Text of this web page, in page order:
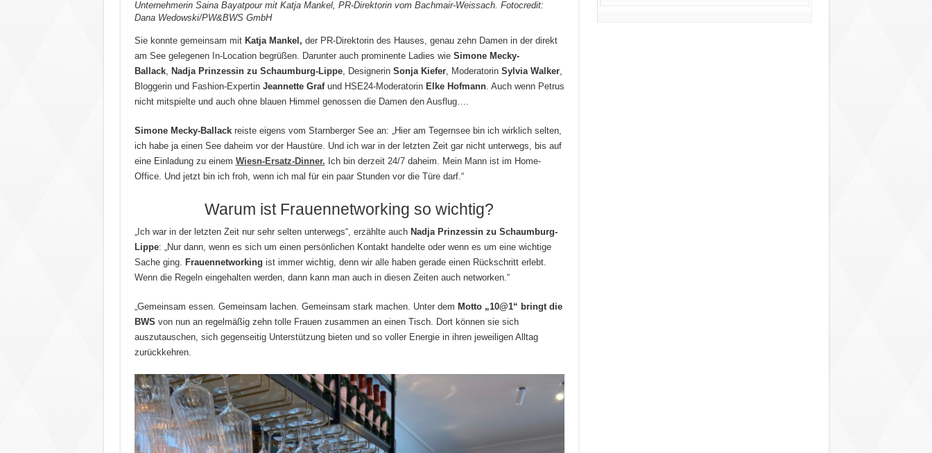
Unternehmerin Saina Bayatpour mit Katja Mankel, PR-Direktorin vom Bachmair-Weissach. Fotocredit:
Dana Wedowski/PW&BWS GmbH
Sie konnte gemeinsam mit Katja Mankel, der PR-Direktorin des Hauses, genau zehn Damen in der direkt
am See gelegenen In-Location begrüßen. Darunter auch prominente Ladies wie Simone Mecky-
Ballack, Nadja Prinzessin zu Schaumburg-Lippe, Designerin Sonja Kiefer, Moderatorin Sylvia Walker,
Bloggerin und Fashion-Expertin Jeannette Grafund HSE24-Moderatorin Elke Hofmann. Auch wenn Petrus
nicht mitspielte und auch ohne blauen Himmel genossen die Damen den Ausflug….
Simone Mecky-Ballackreiste eigens vom Starnberger See an: „Hier am Tegernsee bin ich wirklich selten,
ich habe ja einen See daheim vor der Haustüre. Und ich war in der letzten Zeit gar nicht unterwegs, bis auf
eine Einladung zu einem Wiesn-Ersatz-Dinner. Ich bin derzeit 24/7 daheim. Mein Mann ist im Home-
Office. Und jetzt bin ich froh, wenn ich mal für ein paar Stunden vor die Türe darf.“
Warum ist Frauennetworking so wichtig?
„Ich war in der letzten Zeit nur sehr selten unterwegs“, erzählte auch Nadja Prinzessin zu Schaumburg-
Lippe: „Nur dann, wenn es sich um einen persönlichen Kontakt handelte oder wenn es um eine wichtige
Sache ging. Frauennetworking ist immer wichtig, denn wir alle haben gerade einen Rückschritt erlebt.
Wenn die Regeln eingehalten werden, dann kann man auch in diesen Zeiten auch networken.“
„Gemeinsam essen. Gemeinsam lachen. Gemeinsam stark machen. Unter dem Motto „10@1“ bringt die
BWS von nun an regelmäßig zehn tolle Frauen zusammen an einen Tisch. Dort können sie sich
auszutauschen, sich gegenseitig Unterstützung bieten und so voller Energie in ihren jeweiligen Alltag
zurückkehren.